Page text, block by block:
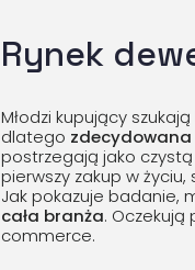
Rynek
Młodzi kupujący
dlatego zdecydowana
postrzegają jako czystą
pierwszy zakup w życiu,
Jak pokazuje badanie,
cała branża. Oczekują
commerce.